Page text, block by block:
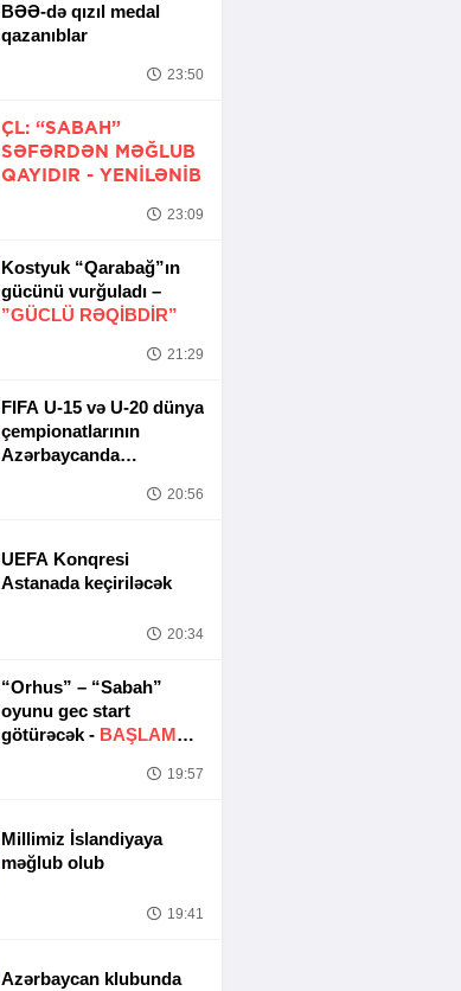
BƏƏ-də qızıl medal
qazanıblar
23:50
ÇL: “SABAH”
SƏFƏRDƏN MƏĞLUB
QAYIDIR - YENİLƏNİB
23:09
Kostyuk “Qarabağ”ın
gücünü vurğuladı –
”GÜCLÜ RƏQİBDİR”
21:29
FIFA U-15 və U-20 dünya
çempionatlarının
Azərbaycanda
Təşkilat Komitəsinin20:56
UEFA Konqresi
Astanada keçiriləcək
20:34
“Orhus” – “Sabah”
oyunu gec start
götürəcək - BAŞLAMA
19:57
Millimiz İslandiyaya
məğlub olub
19:41
Azərbaycan klubunda